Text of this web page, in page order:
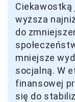
Ciekawostką
wyższa
do
mniejsze
socjalną. W
finansowej
się do